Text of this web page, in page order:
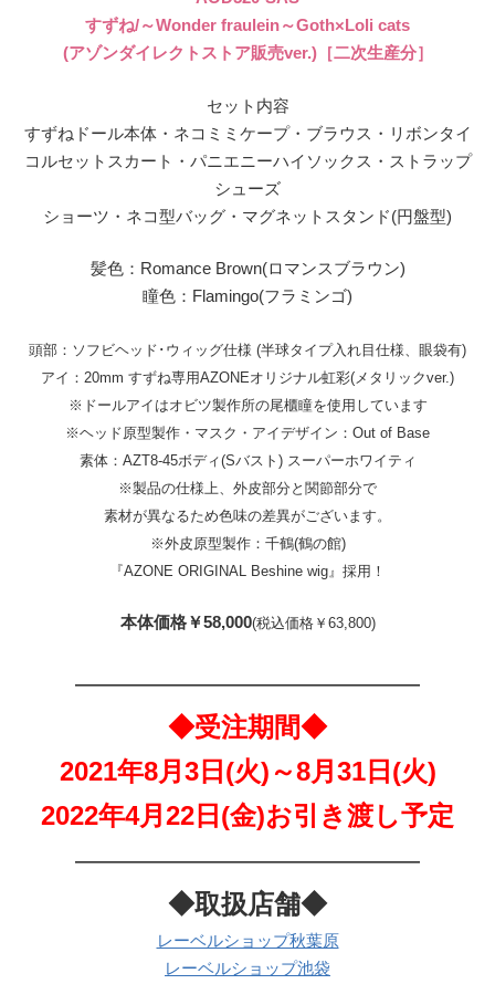
すずね/～Wonder fraulein～Goth×Loli cats
(アゾンダイレクトストア販売ver.)［二次生産分］
セット内容
すずねドール本体・ネコミミケープ・ブラウス・リボンタイ
コルセットスカート・パニエニーハイソックス・ストラップ
シューズ
ショーツ・ネコ型バッグ・マグネットスタンド(円盤型)
髪色：Romance Brown(ロマンスブラウン)
瞳色：Flamingo(フラミンゴ)
頭部：ソフビヘッド･ウィッグ仕様 (半球タイプ入れ目仕様、眼袋有)
アイ：20mm すずね専用AZONEオリジナル虹彩(メタリックver.)
※ドールアイはオビツ製作所の尾櫃瞳を使用しています
※ヘッド原型製作・マスク・アイデザイン：Out of Base
素体：AZT8-45ボディ(Sバスト) スーパーホワイティ
※製品の仕様上、外皮部分と関節部分で
素材が異なるため色味の差異がございます。
※外皮原型製作：千鶴(鶴の館)
『AZONE ORIGINAL Beshine wig』採用！
本体価格￥58,000(税込価格￥63,800)
—————————————
◆受注期間◆
2021年8月3日(火)～8月31日(火)
2022年4月22日(金)お引き渡し予定
—————————————
◆取扱店舗◆
レーベルショップ秋葉原
レーベルショップ池袋